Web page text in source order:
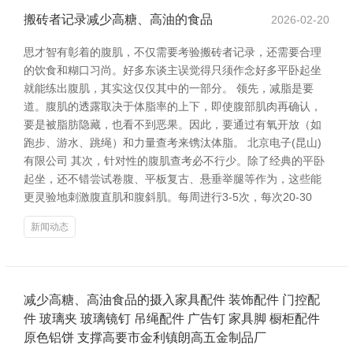
搬砖者记录减少高糖、高油的食品 2026-02-20
思才智有彰着的腹肌，不仅需要考验搬砖者记录，还需要合理
的饮食和糊口习尚。好多东谈主误觉得只须作念好多平卧起坐
就能练出腹肌，其实这仅仅其中的一部分。 领先，减脂是要
道。腹肌的透露取决于体脂率的上下，即使腹部肌肉再确认，
要是被脂肪隐藏，也看不到恶果。因此，要通过有氧开放（如
跑步、游水、跳绳）和力量查考来镌汰体脂。 北京电子(昆山)
有限公司 其次，针对性的腹肌查考必不行少。除了经典的平卧
起坐，还不错尝试卷腹、平板复古、悬垂举腿等作为，这些能
更灵验地刺激腹直肌和腹斜肌。每周进行3-5次，每次20-30
新闻动态
减少高糖、高油食品的摄入家具配件 装饰配件 门控配
件 玻璃夹 玻璃镜钉 吊绳配件 广告钉 家具脚 橱柜配件
原色铝饼 支撑高要市金利镇朗高五金制品厂